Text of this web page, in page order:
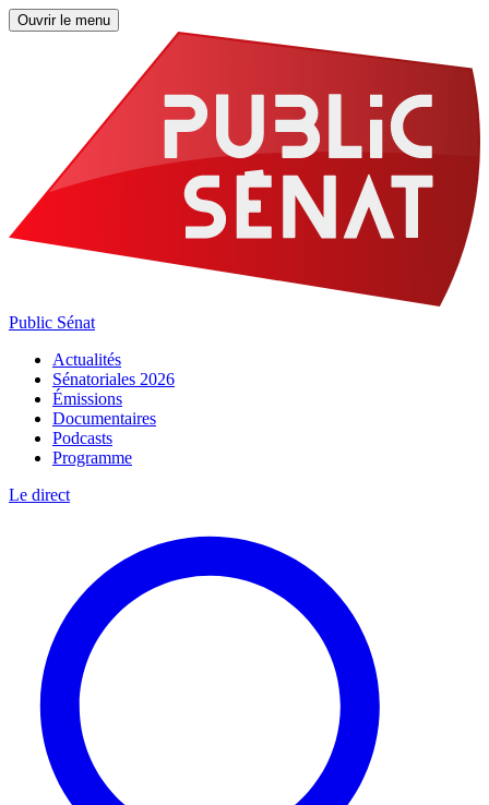
Ouvrir le menu
Public Sénat
Actualités
Sénatoriales 2026
Émissions
Documentaires
Podcasts
Programme
Le direct